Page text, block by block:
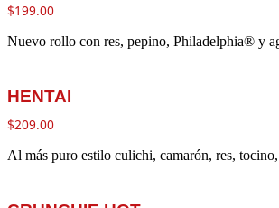
$199.00
Nuevo rollo con res, pepino, Philadelphia® y
HENTAI
$209.00
Al más puro estilo culichi, camarón, res,